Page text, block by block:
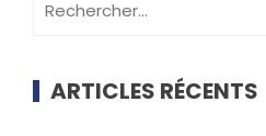
ARTICLES RÉCENTS